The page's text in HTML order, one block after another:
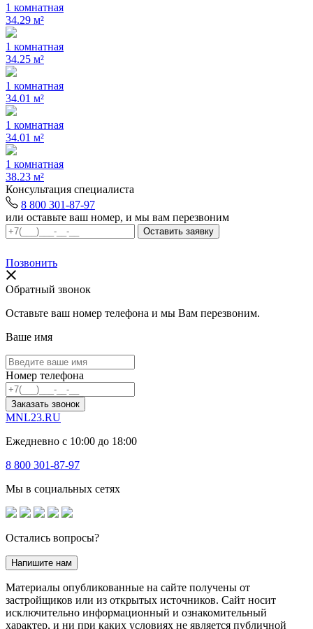
1 комнатная
34.29 м²
1 комнатная
34.25 м²
1 комнатная
34.01 м²
1 комнатная
34.01 м²
1 комнатная
38.23 м²
Консультация специалиста
8 800 301-87-97
или оставьте ваш номер, и мы вам перезвоним
Позвонить
Обратный звонок
Оставьте ваш номер телефона и мы Вам перезвоним.
Ваше имя
Номер телефона
Заказать звонок
MNL23.RU
Ежедневно с 10:00 до 18:00
8 800 301-87-97
Мы в социальных сетях
Остались вопросы?
Напишите нам
Материалы опубликованные на сайте получены от
застройщиков или из открытых источников. Сайт носит
исключительно информационный и ознакомительный
характер, и ни при каких условиях не является публичной